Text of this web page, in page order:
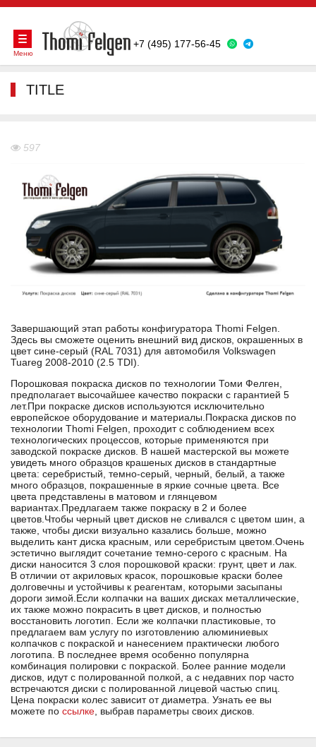
+7 (495) 177-56-45
Меню
TITLE
597
Завершающий этап работы конфигуратора Thomi Felgen.
Здесь вы сможете оценить внешний вид дисков, окрашенных в
цвет сине-серый (RAL 7031) для автомобиля Volkswagen
Tuareg 2008-2010 (2.5 TDI).
Порошковая покраска дисков по технологии Томи Фелген,
предполагает высочайшее качество покраски с гарантией 5
лет.При покраске дисков используются исключительно
европейское оборудование и материалы.Покраска дисков по
технологии Thomi Felgen, проходит с соблюдением всех
технологических процессов, которые применяются при
заводской покраске дисков. В нашей мастерской вы можете
увидеть много образцов крашеных дисков в стандартные
цвета: серебристый, темно-серый, черный, белый, а также
много образцов, покрашенные в яркие сочные цвета. Все
цвета представлены в матовом и глянцевом
вариантах.Предлагаем также покраску в 2 и более
цветов.Чтобы черный цвет дисков не сливался с цветом шин, а
также, чтобы диски визуально казались больше, можно
выделить кант диска красным, или серебристым цветом.Очень
эстетично выглядит сочетание темно-серого с красным. На
диски наносится 3 слоя порошковой краски: грунт, цвет и лак.
В отличии от акриловых красок, порошковые краски более
долговечны и устойчивы к реагентам, которыми засыпаны
дороги зимой.Если колпачки на ваших дисках металлические,
их также можно покрасить в цвет дисков, и полностью
восстановить логотип. Если же колпачки пластиковые, то
предлагаем вам услугу по изготовлению алюминиевых
колпачков с покраской и нанесением практически любого
логотипа. В последнее время особенно популярна
комбинация полировки с покраской. Более ранние модели
дисков, идут с полированной полкой, а с недавних пор часто
встречаются диски с полированной лицевой частью спиц.
Цена покраски колес зависит от диаметра. Узнать ее вы
можете по ссылке, выбрав параметры своих дисков.